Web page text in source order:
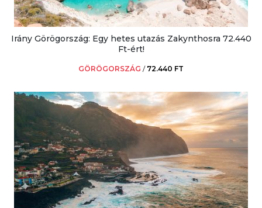
Irány Görögország: Egy hetes utazás Zakynthosra 72.440
Ft-ért!
GÖRÖGORSZÁG / 72.440 FT